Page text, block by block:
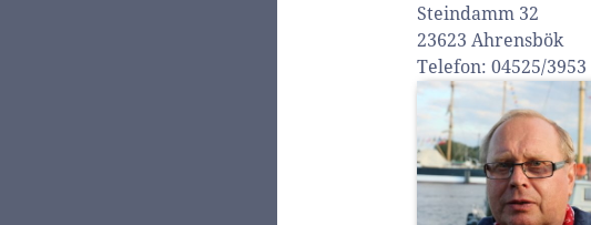
Steindamm 32
23623 Ahrensbök
Telefon: 04525/3953